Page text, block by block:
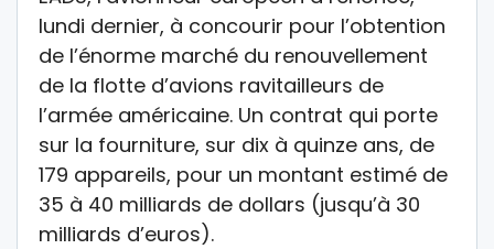
lundi dernier, à concourir pour l’obtention
de l’énorme marché du renouvellement
de la flotte d’avions ravitailleurs de
l’armée américaine. Un contrat qui porte
sur la fourniture, sur dix à quinze ans, de
179 appareils, pour un montant estimé de
35 à 40 milliards de dollars (jusqu’à 30
milliards d’euros).